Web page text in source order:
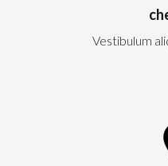
Vestibulum